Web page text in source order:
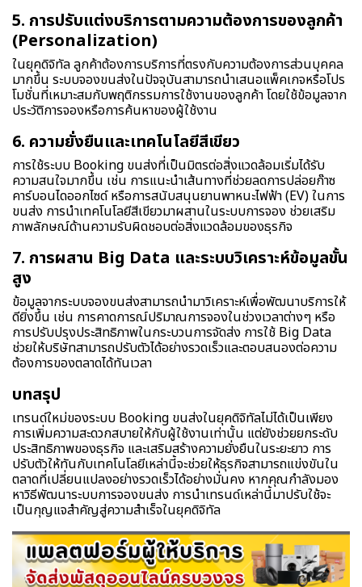
5. การปรับแต่งบริการตามความต้องการของลูกค้า
(Personalization)
ในยุคดิจิทัล ลูกค้าต้องการบริการที่ตรงกับความต้องการส่วนบุคคล
มากขึ้น ระบบจองขนส่งในปัจจุบันสามารถนำเสนอแพ็คเกจหรือโปร
โมชั่นที่เหมาะสมกับพฤติกรรมการใช้งานของลูกค้า โดยใช้ข้อมูลจาก
ประวัติการจองหรือการค้นหาของผู้ใช้งาน
6. ความยั่งยืนและเทคโนโลยีสีเขียว
การใช้ระบบ Booking ขนส่งที่เป็นมิตรต่อสิ่งแวดล้อมเริ่มได้รับ
ความสนใจมากขึ้น เช่น การแนะนำเส้นทางที่ช่วยลดการปล่อยก๊าซ
คาร์บอนไดออกไซด์ หรือการสนับสนุนยานพาหนะไฟฟ้า (EV) ในการ
ขนส่ง การนำเทคโนโลยีสีเขียวมาผสานในระบบการจอง ช่วยเสริม
ภาพลักษณ์ด้านความรับผิดชอบต่อสิ่งแวดล้อมของธุรกิจ
7. การผสาน Big Data และระบบวิเคราะห์ข้อมูลขั้น
สูง
ข้อมูลจากระบบจองขนส่งสามารถนำมาวิเคราะห์เพื่อพัฒนาบริการให้
ดียิ่งขึ้น เช่น การคาดการณ์ปริมาณการจองในช่วงเวลาต่างๆ หรือ
การปรับปรุงประสิทธิภาพในกระบวนการจัดส่ง การใช้ Big Data
ช่วยให้บริษัทสามารถปรับตัวได้อย่างรวดเร็วและตอบสนองต่อความ
ต้องการของตลาดได้ทันเวลา
บทสรุป
เทรนด์ใหม่ของระบบ Booking ขนส่งในยุคดิจิทัลไม่ได้เป็นเพียง
การเพิ่มความสะดวกสบายให้กับผู้ใช้งานเท่านั้น แต่ยังช่วยยกระดับ
ประสิทธิภาพของธุรกิจ และเสริมสร้างความยั่งยืนในระยะยาว การ
ปรับตัวให้ทันกับเทคโนโลยีเหล่านี้จะช่วยให้ธุรกิจสามารถแข่งขันใน
ตลาดที่เปลี่ยนแปลงอย่างรวดเร็วได้อย่างมั่นคง หากคุณกำลังมอง
หาวิธีพัฒนาระบบการจองขนส่ง การนำเทรนด์เหล่านี้มาปรับใช้จะ
เป็นกุญแจสำคัญสู่ความสำเร็จในยุคดิจิทัล